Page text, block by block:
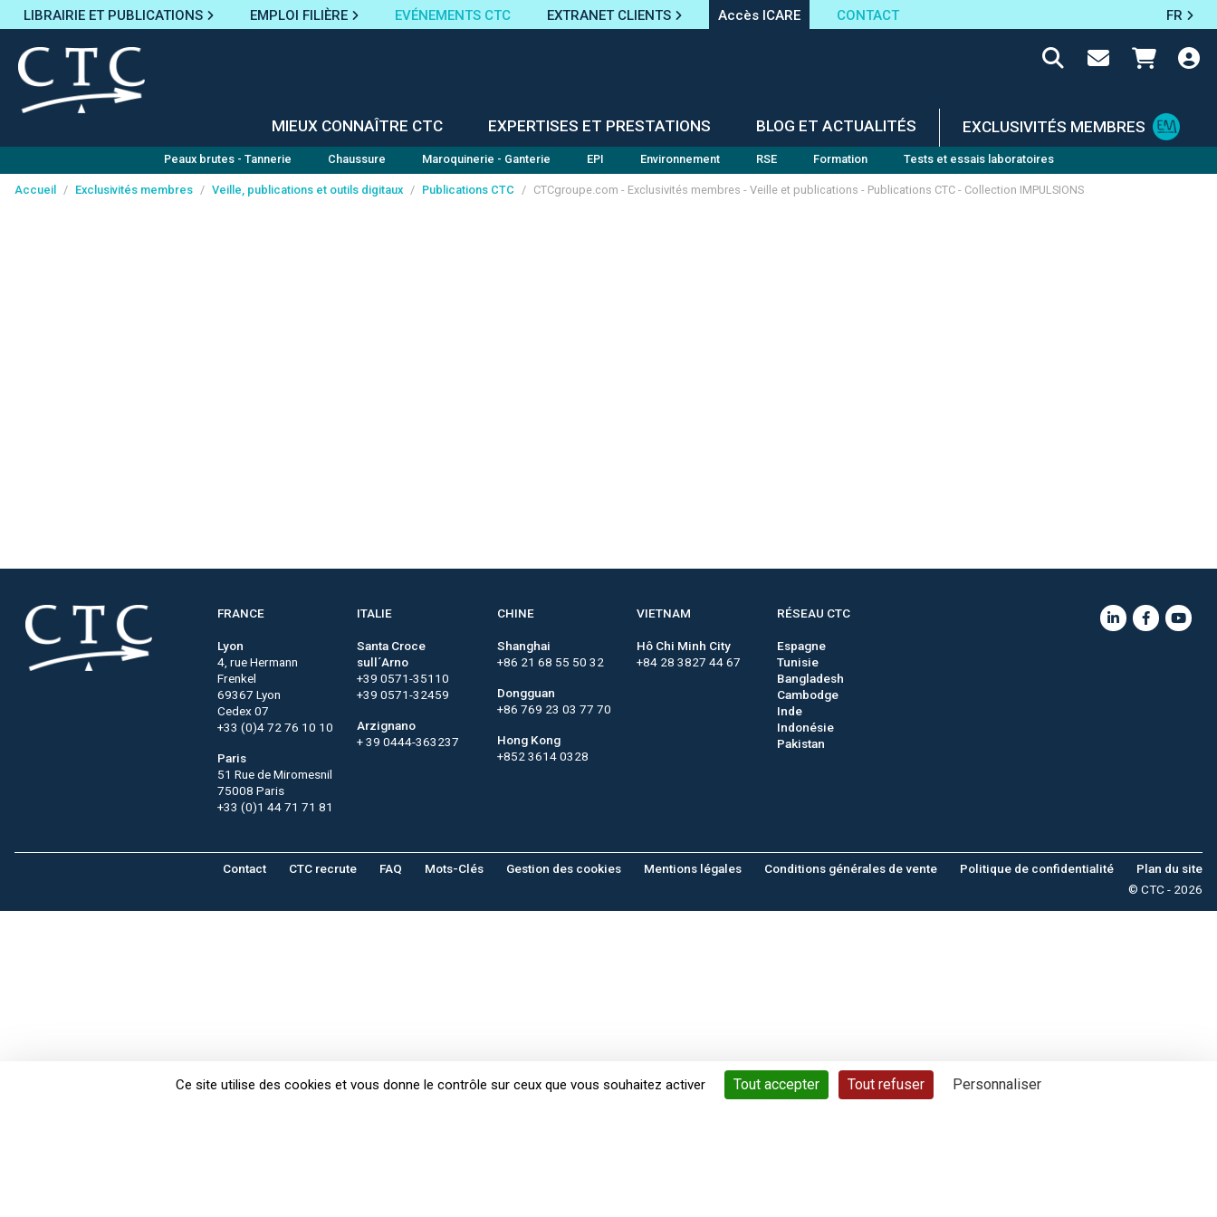
Panneau de gestion des cookies
Ce site utilise des cookies et vous donne le contrôle sur ceux que vous souhaitez activer Tout accepter Tout refuser Personnaliser
LIBRAIRIE ET PUBLICATIONS EMPLOI FILIÈRE EVÉNEMENTS CTC EXTRANET CLIENTS Accès ICARE CONTACT FR
MIEUX CONNAÎTRE CTC EXPERTISES ET PRESTATIONS BLOG ET ACTUALITÉS EXCLUSIVITÉS MEMBRES
Peaux brutes - Tannerie Chaussure Maroquinerie - Ganterie EPI Environnement RSE Formation Tests et essais laboratoires
Accueil / Exclusivités membres / Veille, publications et outils digitaux / Publications CTC / CTCgroupe.com - Exclusivités membres - Veille et publications - Publications CTC - Collection IMPULSIONS
FRANCE
Lyon
4, rue Hermann
Frenkel
69367 Lyon
Cedex 07
+33 (0)4 72 76 10 10
Paris
51 Rue de Miromesnil
75008 Paris
+33 (0)1 44 71 71 81
ITALIE
Santa Croce
sull´Arno
+39 0571-35110
+39 0571-32459
Arzignano
+ 39 0444-363237
CHINE
Shanghai
+86 21 68 55 50 32
Dongguan
+86 769 23 03 77 70
Hong Kong
+852 3614 0328
VIETNAM
Hô Chi Minh City
+84 28 3827 44 67
RÉSEAU CTC
Espagne
Tunisie
Bangladesh
Cambodge
Inde
Indonésie
Pakistan
Contact CTC recrute FAQ Mots-Clés Gestion des cookies Mentions légales Conditions générales de vente Politique de confidentialité
Plan du site
© CTC - 2026